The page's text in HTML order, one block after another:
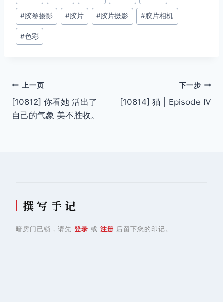
章
标
签：
#胶卷摄影 #胶片 #胶片摄影 #胶片相机
#色彩
文
章
上一页
[10812] 你看她 活出了
自己的气象 美不胜收。
下一步
[10814] 猫 | Episode IV
撰 写 手 记
暗房门已锁，请先 登录 或 注册 后留下您的印记。